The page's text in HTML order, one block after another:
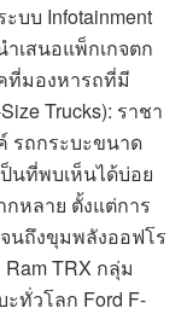
บบ Infotainment
เสนอแพ็กเกจตก
ที่มองหารถที่มี
Trucks): ราชา
รถกระบะขนาด
นที่พบเห็นได้บ่อย
หลาย ตั้งแต่การ
นถึงขุมพลังออฟโร
TRX กลุ่ม
ทั่วโลก Ford F-